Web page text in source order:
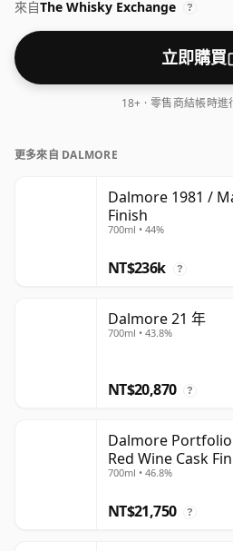
來自The Whisky Exchange ?
立即購買
18+ · 零售商結帳時
更多來自 DALMORE
Dalmore 1981 /
Finish
700ml • 44%
NT$236k ?
Dalmore 21 年
700ml • 43.8%
NT$20,870 ?
Dalmore
Red Wine Cask
700ml • 46.8%
NT$21,750 ?